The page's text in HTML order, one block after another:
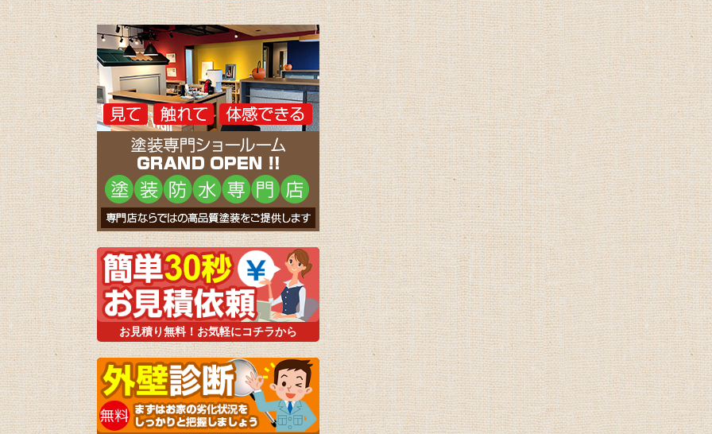
お見積り無料！お気軽にコチラから